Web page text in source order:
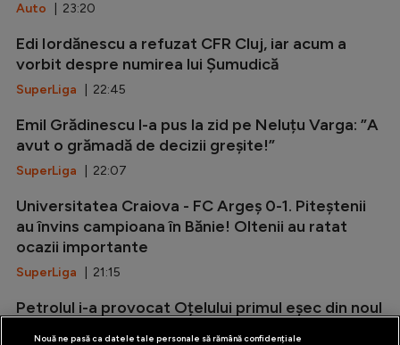
Auto | 23:20
Edi Iordănescu a refuzat CFR Cluj, iar acum a
vorbit despre numirea lui Șumudică
SuperLiga | 22:45
Emil Grădinescu l-a pus la zid pe Neluțu Varga: ”A
avut o grămadă de decizii greșite!”
SuperLiga | 22:07
Universitatea Craiova - FC Argeș 0-1. Piteștenii
au învins campioana în Bănie! Oltenii au ratat
ocazii importante
SuperLiga | 21:15
Petrolul i-a provocat Oțelului primul eșec din noul
Nouă ne pasă ca datele tale personale să rămână confidențiale